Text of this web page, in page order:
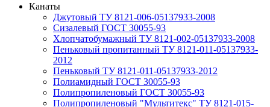
Канаты
Джутовый ТУ 8121-006-05137933-2008
Сизалевый ГОСТ 30055-93
Хлопчатобумажный ТУ 8121-002-05137933-2008
Пеньковый пропитанный ТУ 8121-011-05137933-
2012
Пеньковый ТУ 8121-011-05137933-2012
Полиамидный ГОСТ 30055-93
Полипропиленовый ГОСТ 30055-93
Полипропиленовый "Мультитекс" ТУ 8121-015-